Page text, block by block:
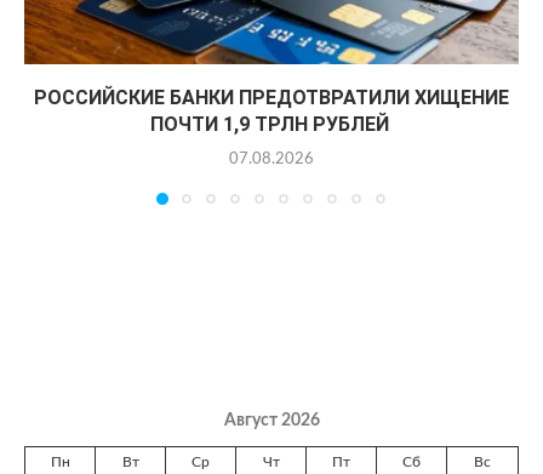
РОССИЙСКИЕ БАНКИ ПРЕДОТВРАТИЛИ ХИЩЕНИЕ
ПОЧТИ 1,9 ТРЛН РУБЛЕЙ
07.08.2026
Август 2026
Пн Вт Ср Чт Пт Сб Вс